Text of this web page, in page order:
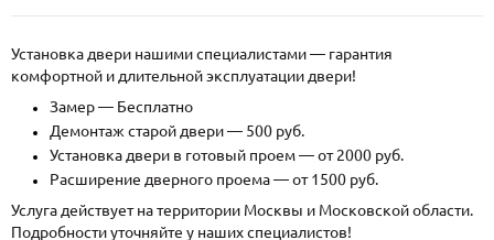
Установка двери нашими специалистами — гарантия
комфортной и длительной эксплуатации двери!
Замер — Бесплатно
Демонтаж старой двери — 500 руб.
Установка двери в готовый проем — от 2000 руб.
Расширение дверного проема — от 1500 руб.
Услуга действует на территории Москвы и Московской области.
Подробности уточняйте у наших специалистов!